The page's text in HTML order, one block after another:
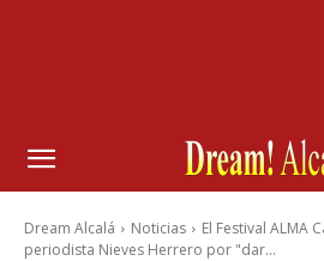
Dream Alcalá Noticias
El Festival ALMA
periodista Nieves Herrero por "dar...